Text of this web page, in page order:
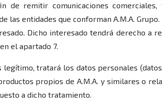
de remitir comunicaciones
las entidades que conforman A.M.A.
Dicho interesado tendrá derecho a
el apartado 7.
legítimo, tratará los datos personales
propios de A.M.A. y similares o
a dicho tratamiento.